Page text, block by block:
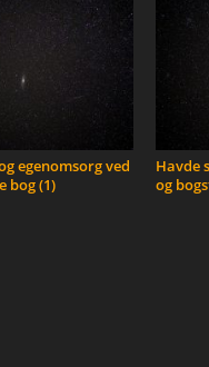
egenomsorg ved
bog (1)
Havde
og